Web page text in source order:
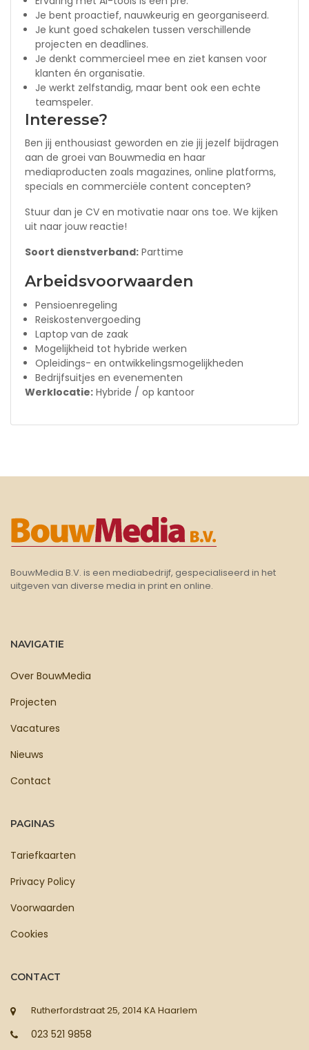
Je bent proactief, nauwkeurig en georganiseerd.
Je kunt goed schakelen tussen verschillende
projecten en deadlines.
Je denkt commercieel mee en ziet kansen voor
klanten én organisatie.
Je werkt zelfstandig, maar bent ook een echte
teamspeler.
Interesse?
Ben jij enthousiast geworden en zie jij jezelf bijdragen
aan de groei van Bouwmedia en haar
mediaproducten zoals magazines, online platforms,
specials en commerciële content concepten?
Stuur dan je CV en motivatie naar ons toe. We kijken
uit naar jouw reactie!
Soort dienstverband: Parttime
Arbeidsvoorwaarden
Pensioenregeling
Reiskostenvergoeding
Laptop van de zaak
Mogelijkheid tot hybride werken
Opleidings- en ontwikkelingsmogelijkheden
Bedrijfsuitjes en evenementen
Werklocatie: Hybride / op kantoor
BouwMedia B.V. is een mediabedrijf, gespecialiseerd in het
uitgeven van diverse media in print en online.
NAVIGATIE
Over BouwMedia
Projecten
Vacatures
Nieuws
Contact
PAGINAS
Tariefkaarten
Privacy Policy
Voorwaarden
Cookies
CONTACT
Rutherfordstraat 25, 2014 KA Haarlem
023 521 9858